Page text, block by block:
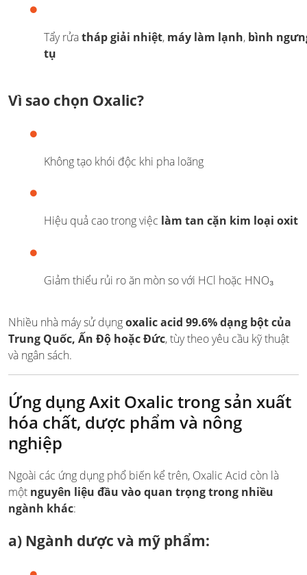
Tẩy rửatháp giải nhiệt, máy làm lạnh, bình
tụ
Vì sao chọn Oxalic?
Không tạo khói độc khi pha loãng
Hiệu quả cao trong việc làm tan cặn kim loại oxit
Giảm thiểu rủi ro ăn mòn so với HCl hoặc HNO₃
Nhiều nhà máy sử dụngoxalic acid 99.6% dạng bột của
Trung Quốc, Ấn Độ hoặc Đức, tùy theo yêu cầu kỹ thuật
và ngân sách.
Ứng dụng Axit Oxalic trong sản xuất
hóa chất, dược phẩm và nông
nghiệp
Ngoài các ứng dụng phổ biến kể trên, Oxalic Acid còn là
một nguyên liệu đầu vào quan trọng trong nhiều
ngành khác:
a) Ngành dược và mỹ phẩm: